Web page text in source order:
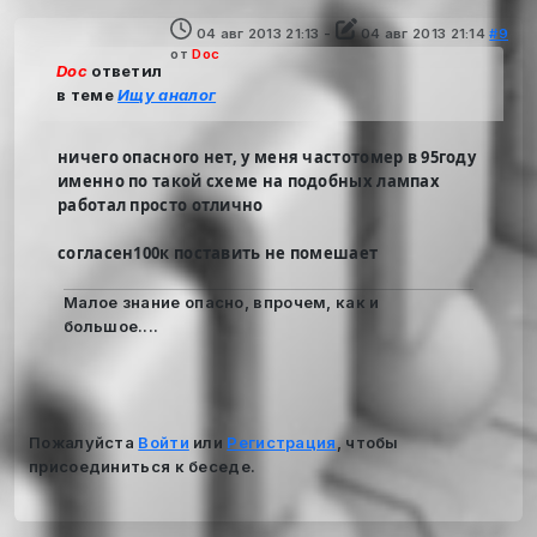
04 авг 2013 21:13 - 04 авг 2013 21:14 #9
отDoc
Docответил
в темеИщу аналог
ничего опасного нет, у меня частотомер в 95году
именно по такой схеме на подобных лампах
работал просто отлично
согласен100к поставить не помешает
Малое знание опасно, впрочем, как и
большое....
Пожалуйста Войти или Регистрация
, чтобы
присоединиться к беседе.